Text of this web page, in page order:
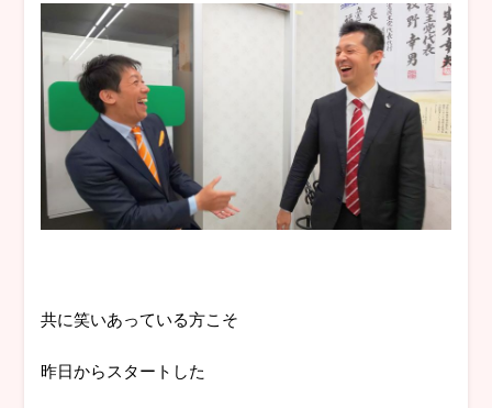
共に笑いあっている方こそ
昨日からスタートした